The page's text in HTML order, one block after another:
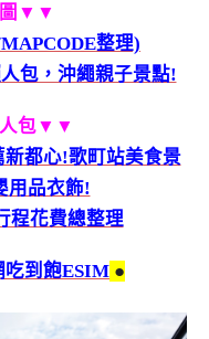
▼▼
整理)
包，沖繩親子景點!
包▼▼
都心!歌町站美食景
用品衣飾!
程花費總整理
吃到飽ESIM ●